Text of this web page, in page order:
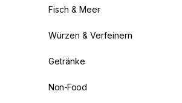
Fisch & Meer
Würzen & Verfeinern
Getränke
Non-Food